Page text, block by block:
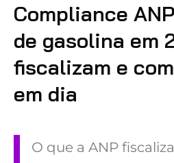
Compliance
de gasolina em
fiscalizam e
em dia
O que a ANP